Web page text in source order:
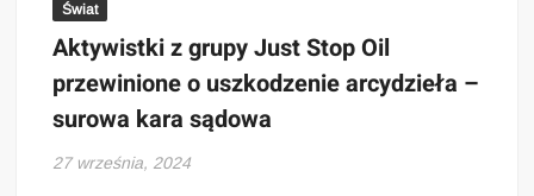
Świat
Aktywistki z grupy Just Stop Oil
przewinione o uszkodzenie arcydzieła –
surowa kara sądowa
27 września, 2024